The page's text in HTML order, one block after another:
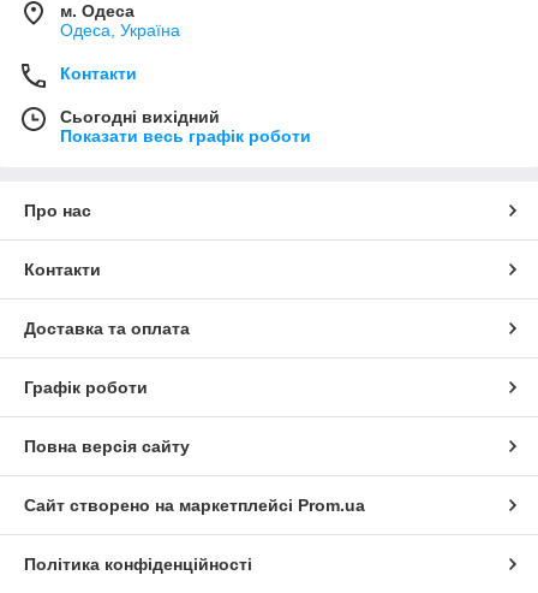
м. Одеса
Одеса, Україна
Контакти
Сьогодні вихідний
Показати весь графік роботи
Про нас
Контакти
Доставка та оплата
Графік роботи
Повна версія сайту
Сайт створено на маркетплейсі Prom.ua
Політика конфіденційності